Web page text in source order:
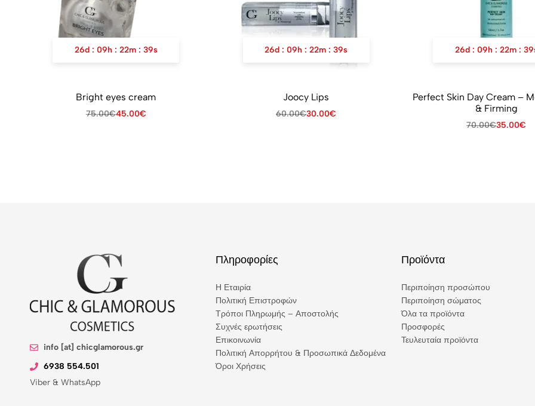
26d : 09h : 22m : 39s
Bright eyes cream
75.00€45.00€
26d : 09h : 22m : 39s
Joocy Lips
60.00€30.00€
26d : 09h : 22m : 39
Perfect Skin Day Cream – Moisturizing
& Firming
70.00€35.00€
info [at] chicglamorous.gr
6938 554.501
Viber & WhatsApp
Πληροφορίες
Η Εταιρία
Πολιτική Επιστροφών
Τρόποι Πληρωμής – Αποστολής
Συχνές ερωτήσεις
Επικοινωνία
Πολιτική Απορρήτου & Προσωπικά Δεδομένα
Όροι Χρήσεις
Προϊόντα
Περιποίηση προσώπου
Περιποίηση σώματος
Όλα τα προϊόντα
Προσφορές
Τευλευταία προϊόντα